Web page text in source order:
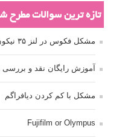
تازه ترین سوالات مطرح
مشکل فکوس در لنز ۳۵ نیکون
آموزش رایگان نقد و
مشکل با کم کردن دیافراگم
Fujifilm or Olympus